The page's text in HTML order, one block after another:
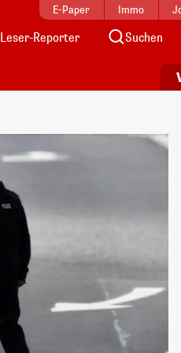
E-Paper Immo
Leser-Reporter Suchen